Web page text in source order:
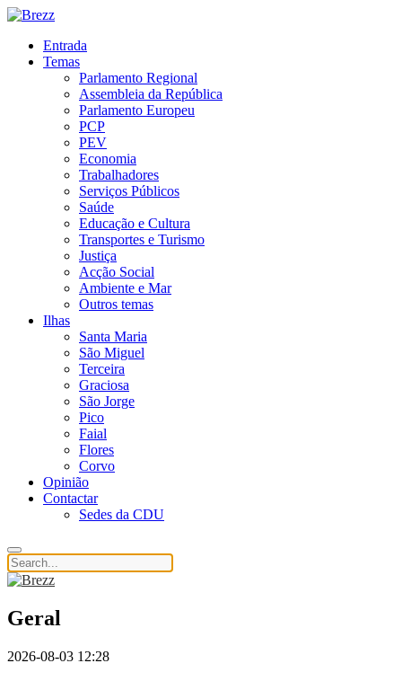
Entrada
Temas
Parlamento Regional
Assembleia da República
Parlamento Europeu
PCP
PEV
Economia
Trabalhadores
Serviços Públicos
Saúde
Educação e Cultura
Transportes e Turismo
Justiça
Acção Social
Ambiente e Mar
Outros temas
Ilhas
Santa Maria
São Miguel
Terceira
Graciosa
São Jorge
Pico
Faial
Flores
Corvo
Opinião
Contactar
Sedes da CDU
Geral
2026-08-03 12:28